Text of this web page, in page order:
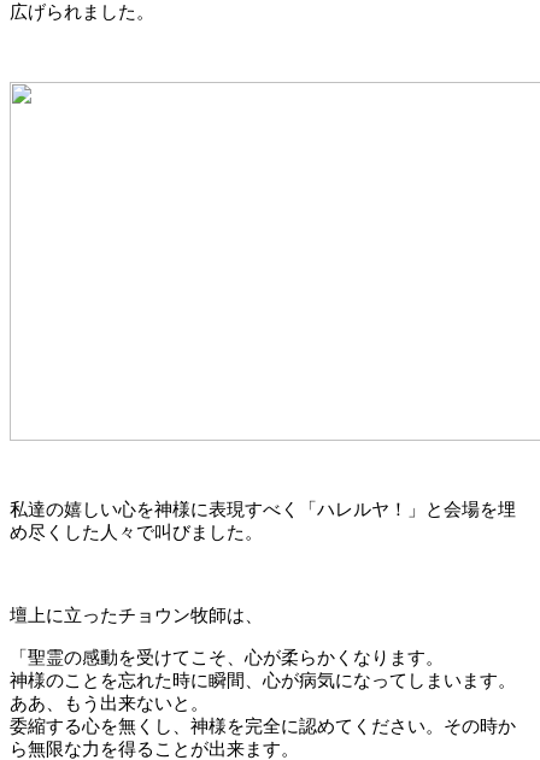
広げられました。
私達の嬉しい心を神様に表現すべく「ハレルヤ！」と会場を埋
め尽くした人々で叫びました。
壇上に立ったチョウン牧師は、
「聖霊の感動を受けてこそ、心が柔らかくなります。
神様のことを忘れた時に瞬間、心が病気になってしまいます。
ああ、もう出来ないと。
委縮する心を無くし、神様を完全に認めてください。その時か
ら無限な力を得ることが出来ます。